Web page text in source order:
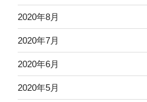
2020年8月
2020年7月
2020年6月
2020年5月